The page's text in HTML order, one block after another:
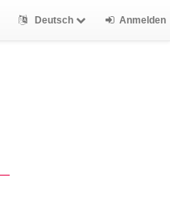
Deutsch Anmelden